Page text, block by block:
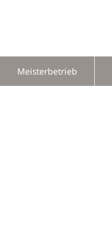
springen
Meisterbetrieb